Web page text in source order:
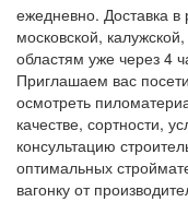
ежедневно. Доставка
московской,
областям уже через 4
Приглашаем вас
осмотреть
качестве, сортности,
консультацию
оптимальных
вагонку от